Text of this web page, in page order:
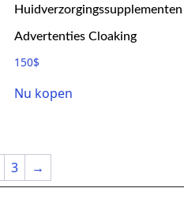
Huidverzorgingssupplementen
Advertenties Cloaking
150$
Nu kopen
3 →